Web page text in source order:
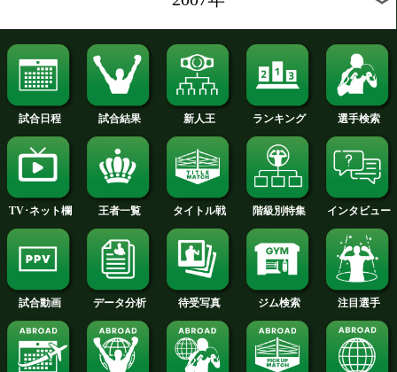
2016年
2015年
2014年
2013年
2012年